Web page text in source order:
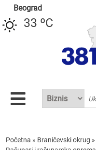
Beograd
33 ºC
Početna » Braničevski okrug »